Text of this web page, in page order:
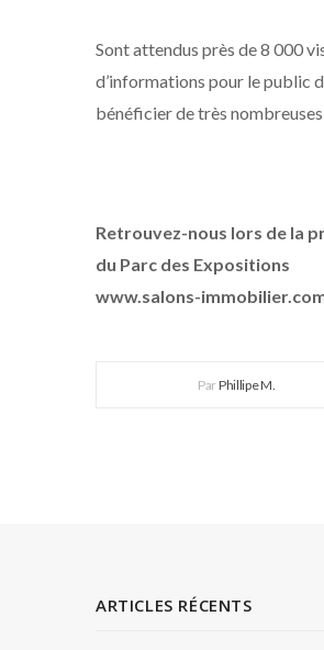
Sont attendus près de 8 000
d’informations pour le public
bénéficier de très
Retrouvez-nous lors de la
du Parc des Expositions
www.salons-
ParPhillipe M.
ARTICLES RÉCENTS